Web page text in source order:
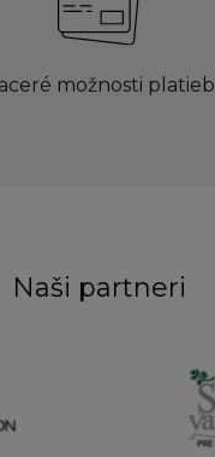
možnosti platieb
Naši partneri